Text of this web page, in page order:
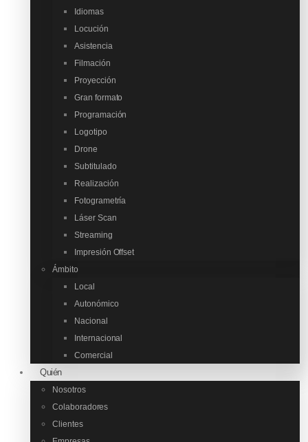
Idiomas
Locución
Asistencia
Filmación
Proyección
Gran formato
Programación
Logotipo
Drone
Subtitulado
Realización
Fotogrametría
Láser Scan
Streaming
Impresión Offset
Ámbito
Local
Autonómico
Nacional
Internacional
Comercial
Quién
Nosotros
Colaboradores
Clientes